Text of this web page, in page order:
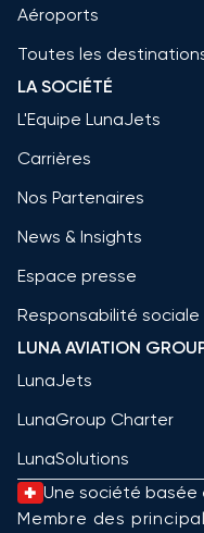
Aéroports
Toutes les
LA SOCIÉTÉ
L'Equipe LunaJets
Carrières
Nos Partenaires
News & Insights
Espace presse
Responsabilité sociale
LUNA AVIATION
LunaJets
LunaGroup Charter
LunaSolutions
Une société basée
Membre des